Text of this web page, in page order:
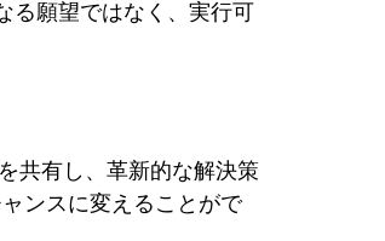
願望ではなく、実行可
共有し、革新的な解決策
ンスに変えることがで